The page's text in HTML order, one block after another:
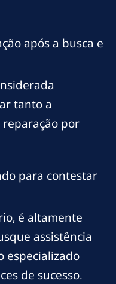
após a busca e
tanto a
por
para contestar
é altamente
assistência
especializado
de sucesso.